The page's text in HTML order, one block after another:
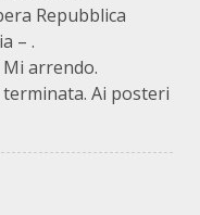
Repubblica
– .
arrendo.
Ai posteri